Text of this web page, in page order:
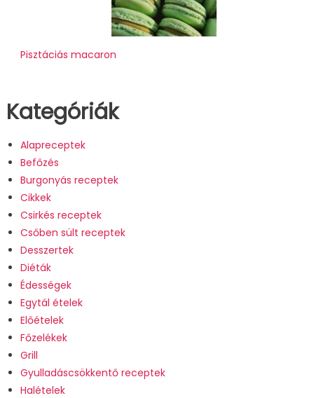
Pisztáciás macaron
Kategóriák
Alapreceptek
Befőzés
Burgonyás receptek
Cikkek
Csirkés receptek
Csőben sült receptek
Desszertek
Diéták
Édességek
Egytál ételek
Előételek
Főzelékek
Grill
Gyulladáscsökkentő receptek
Halételek